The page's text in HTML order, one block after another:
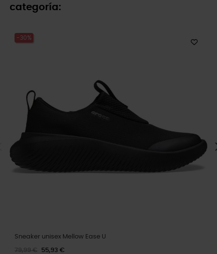
categoría:
-30%
Sneaker unisex Mellow Ease U
79,99 € 55,93 €